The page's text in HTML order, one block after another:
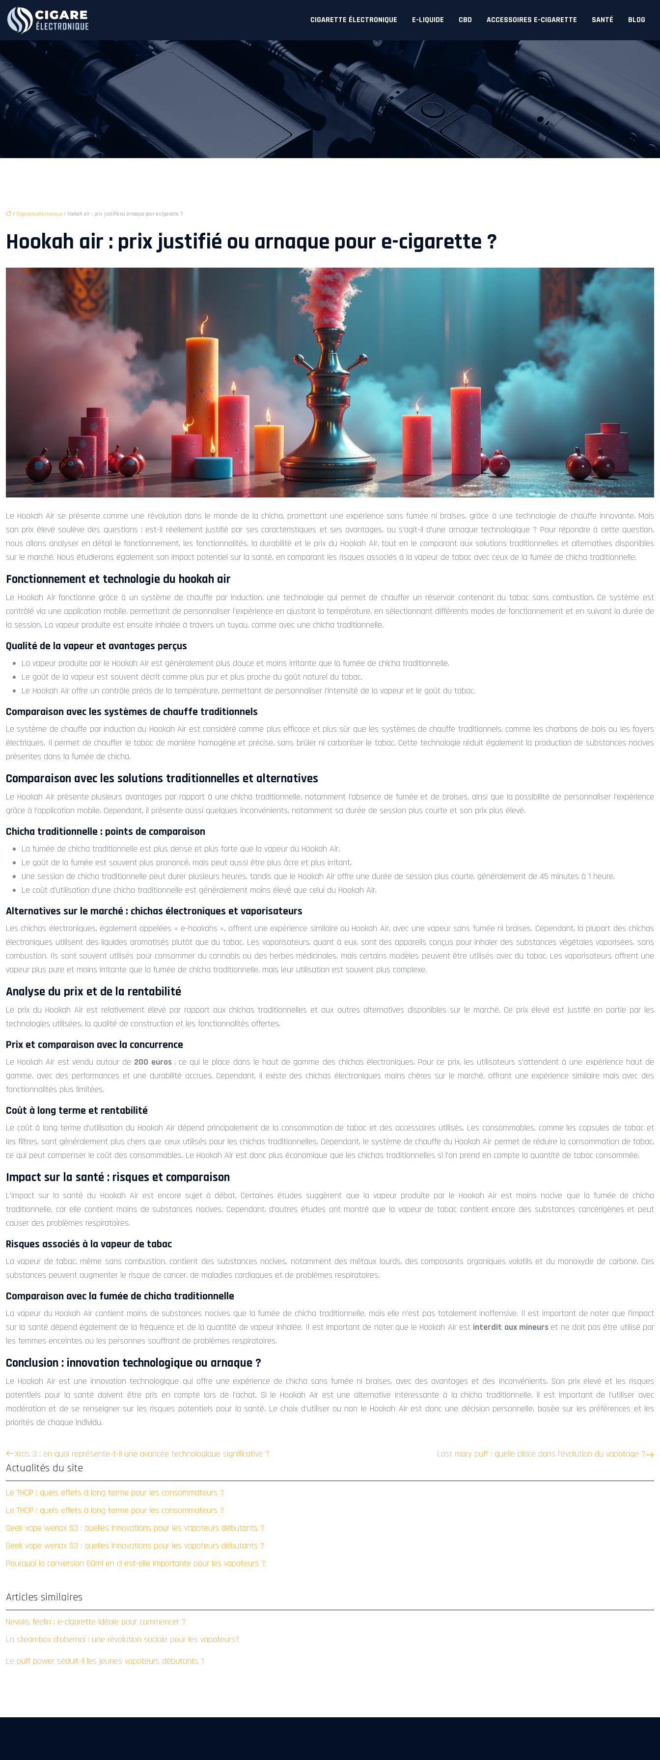
CIGARETTE ÉLECTRONIQUE E-LIQUIDE CBD ACCESSOIRES E-CIGARETTE SANTÉ BLOG
/ Cigarette électronique / Hookah air : prix justifié ou arnaque pour e-cigarette ?
Hookah air : prix justifié ou arnaque pour e-cigarette ?
Le Hookah Air se présente comme une révolution dans le monde de la chicha, promettant une expérience sans fumée ni braises, grâce à une technologie de chauffe innovante. Mais
son prix élevé soulève des questions : est-il réellement justifié par ses caractéristiques et ses avantages, ou s’agit-il d’une arnaque technologique ? Pour répondre à cette question,
nous allons analyser en détail le fonctionnement, les fonctionnalités, la durabilité et le prix du Hookah Air, tout en le comparant aux solutions traditionnelles et alternatives disponibles
sur le marché. Nous étudierons également son impact potentiel sur la santé, en comparant les risques associés à la vapeur de tabac avec ceux de la fumée de chicha traditionnelle.
Fonctionnement et technologie du hookah air
Le Hookah Air fonctionne grâce à un système de chauffe par induction, une technologie qui permet de chauffer un réservoir contenant du tabac sans combustion. Ce système est
contrôlé via une application mobile, permettant de personnaliser l’expérience en ajustant la température, en sélectionnant différents modes de fonctionnement et en suivant la durée de
la session. La vapeur produite est ensuite inhalée à travers un tuyau, comme avec une chicha traditionnelle.
Qualité de la vapeur et avantages perçus
La vapeur produite par le Hookah Air est généralement plus douce et moins irritante que la fumée de chicha traditionnelle.
Le goût de la vapeur est souvent décrit comme plus pur et plus proche du goût naturel du tabac.
Le Hookah Air offre un contrôle précis de la température, permettant de personnaliser l’intensité de la vapeur et le goût du tabac.
Comparaison avec les systèmes de chauffe traditionnels
Le système de chauffe par induction du Hookah Air est considéré comme plus efficace et plus sûr que les systèmes de chauffe traditionnels, comme les charbons de bois ou les foyers
électriques. Il permet de chauffer le tabac de manière homogène et précise, sans brûler ni carboniser le tabac. Cette technologie réduit également la production de substances nocives
présentes dans la fumée de chicha.
Comparaison avec les solutions traditionnelles et alternatives
Le Hookah Air présente plusieurs avantages par rapport à une chicha traditionnelle, notamment l’absence de fumée et de braises, ainsi que la possibilité de personnaliser l’expérience
grâce à l’application mobile. Cependant, il présente aussi quelques inconvénients, notamment sa durée de session plus courte et son prix plus élevé.
Chicha traditionnelle : points de comparaison
La fumée de chicha traditionnelle est plus dense et plus forte que la vapeur du Hookah Air.
Le goût de la fumée est souvent plus prononcé, mais peut aussi être plus âcre et plus irritant.
Une session de chicha traditionnelle peut durer plusieurs heures, tandis que le Hookah Air offre une durée de session plus courte, généralement de 45 minutes à 1 heure.
Le coût d’utilisation d’une chicha traditionnelle est généralement moins élevé que celui du Hookah Air.
Alternatives sur le marché : chichas électroniques et vaporisateurs
Les chichas électroniques, également appelées « e-hookahs », offrent une expérience similaire au Hookah Air, avec une vapeur sans fumée ni braises. Cependant, la plupart des chichas
électroniques utilisent des liquides aromatisés plutôt que du tabac. Les vaporisateurs, quant à eux, sont des appareils conçus pour inhaler des substances végétales vaporisées, sans
combustion. Ils sont souvent utilisés pour consommer du cannabis ou des herbes médicinales, mais certains modèles peuvent être utilisés avec du tabac. Les vaporisateurs offrent une
vapeur plus pure et moins irritante que la fumée de chicha traditionnelle, mais leur utilisation est souvent plus complexe.
Analyse du prix et de la rentabilité
Le prix du Hookah Air est relativement élevé par rapport aux chichas traditionnelles et aux autres alternatives disponibles sur le marché. Ce prix élevé est justifié en partie par les
technologies utilisées, la qualité de construction et les fonctionnalités offertes.
Prix et comparaison avec la concurrence
Le Hookah Air est vendu autour de 200 euros , ce qui le place dans le haut de gamme des chichas électroniques. Pour ce prix, les utilisateurs s’attendent à une expérience haut de
gamme, avec des performances et une durabilité accrues. Cependant, il existe des chichas électroniques moins chères sur le marché, offrant une expérience similaire mais avec des
fonctionnalités plus limitées.
Coût à long terme et rentabilité
Le coût à long terme d’utilisation du Hookah Air dépend principalement de la consommation de tabac et des accessoires utilisés. Les consommables, comme les capsules de tabac et
les filtres, sont généralement plus chers que ceux utilisés pour les chichas traditionnelles. Cependant, le système de chauffe du Hookah Air permet de réduire la consommation de tabac,
ce qui peut compenser le coût des consommables. Le Hookah Air est donc plus économique que les chichas traditionnelles si l’on prend en compte la quantité de tabac consommée.
Impact sur la santé : risques et comparaison
L’impact sur la santé du Hookah Air est encore sujet à débat. Certaines études suggèrent que la vapeur produite par le Hookah Air est moins nocive que la fumée de chicha
traditionnelle, car elle contient moins de substances nocives. Cependant, d’autres études ont montré que la vapeur de tabac contient encore des substances cancérigènes et peut
causer des problèmes respiratoires.
Risques associés à la vapeur de tabac
La vapeur de tabac, même sans combustion, contient des substances nocives, notamment des métaux lourds, des composants organiques volatils et du monoxyde de carbone. Ces
substances peuvent augmenter le risque de cancer, de maladies cardiaques et de problèmes respiratoires.
Comparaison avec la fumée de chicha traditionnelle
La vapeur du Hookah Air contient moins de substances nocives que la fumée de chicha traditionnelle, mais elle n’est pas totalement inoffensive. Il est important de noter que l’impact
sur la santé dépend également de la fréquence et de la quantité de vapeur inhalée. Il est important de noter que le Hookah Air est interdit aux mineurs et ne doit pas être utilisé par
les femmes enceintes ou les personnes souffrant de problèmes respiratoires.
Conclusion : innovation technologique ou arnaque ?
Le Hookah Air est une innovation technologique qui offre une expérience de chicha sans fumée ni braises, avec des avantages et des inconvénients. Son prix élevé et les risques
potentiels pour la santé doivent être pris en compte lors de l’achat. Si le Hookah Air est une alternative intéressante à la chicha traditionnelle, il est important de l’utiliser avec
modération et de se renseigner sur les risques potentiels pour la santé. Le choix d’utiliser ou non le Hookah Air est donc une décision personnelle, basée sur les préférences et les
priorités de chaque individu.
Xros 3 : en quoi représente-t-il une avancée technologique significative ? Lost mary puff : quelle place dans l’évolution du vapotage ?
Actualités du site
Le THCP : quels effets à long terme pour les consommateurs ?
Le THCP : quels effets à long terme pour les consommateurs ?
Geek vape wenax S3 : quelles innovations pour les vapoteurs débutants ?
Geek vape wenax S3 : quelles innovations pour les vapoteurs débutants ?
Pourquoi la conversion 60ml en cl est-elle importante pour les vapoteurs ?
Articles similaires
Nevoks feelin : e-cigarette idéale pour commencer ?
La steambox d’obernai : une révolution sociale pour les vapoteurs?
Le puff power séduit-il les jeunes vapoteurs débutants ?